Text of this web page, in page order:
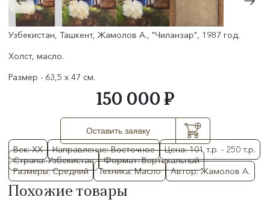
Век: XX Направление: Восточное
Цена: 101 т.р. - 250 т.р.
Страна: Узбекистан
Формат: Вертикальный
Размеры: Средний
Техника: Масло Автор: Жамолов А.
Узбекистан, Ташкент, Жамолов А., "Чиланзар", 1987 год.
Холст, масло.
Размер - 63,5 х 47 см.
150 000 ₽
Оставить заявку
Похожие товары